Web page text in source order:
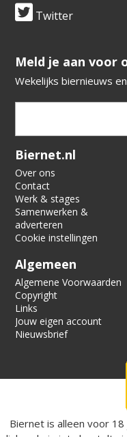
Twitter
​​​​​​​Meld je aan voor
Wekelijks biernieuws
Verification code:
Biernet.nl
Over ons
Contact
Werk & stages
Samenwerken &
adverteren
Cookie instellingen
Algemeen
Algemene Voorwaarden
Copyright
Links
Jouw eigen account
Nieuwsbrief
Biernet is alleen voor